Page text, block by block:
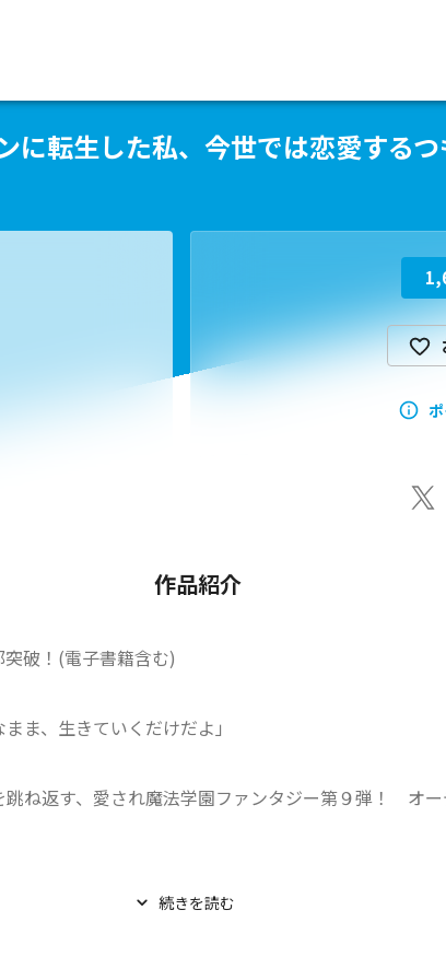
に転生した私、今世では恋愛する
作品紹介
破！(電子書籍含む)
ま、生きていくだけだよ」
ね返す、愛され魔法学園ファンタジー第９弾！　オー
続きを読む